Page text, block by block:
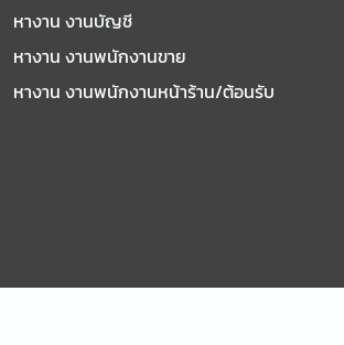
หางาน งานบัญชี
หางาน งานพนักงานขาย
หางาน งานพนักงานหน้าร้าน/ต้อนรับ